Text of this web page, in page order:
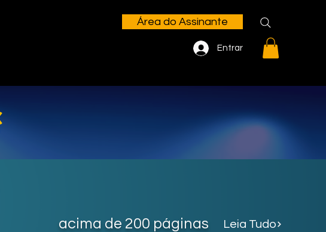
Área do Assinante
Entrar
acima de 200 páginas Leia Tudo